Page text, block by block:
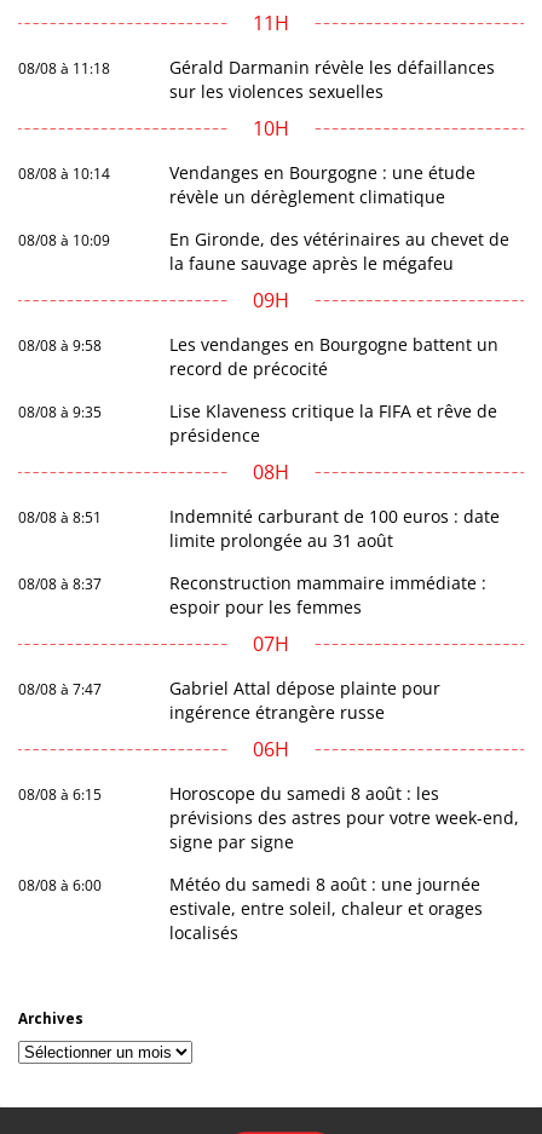
11H
08/08 à 11:18
Gérald Darmanin révèle les défaillances
sur les violences sexuelles
10H
08/08 à 10:14
Vendanges en Bourgogne : une étude
révèle un dérèglement climatique
08/08 à 10:09
En Gironde, des vétérinaires au chevet de
la faune sauvage après le mégafeu
09H
08/08 à 9:58
Les vendanges en Bourgogne battent un
record de précocité
08/08 à 9:35
Lise Klaveness critique la FIFA et rêve de
présidence
08H
08/08 à 8:51
Indemnité carburant de 100 euros : date
limite prolongée au 31 août
08/08 à 8:37
Reconstruction mammaire immédiate :
espoir pour les femmes
07H
08/08 à 7:47
Gabriel Attal dépose plainte pour
ingérence étrangère russe
06H
08/08 à 6:15
Horoscope du samedi 8 août : les
prévisions des astres pour votre week-end,
signe par signe
08/08 à 6:00
Météo du samedi 8 août : une journée
estivale, entre soleil, chaleur et orages
localisés
Archives
Archives